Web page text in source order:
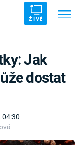
ŽIVĚ
04:30
Jak
dostat